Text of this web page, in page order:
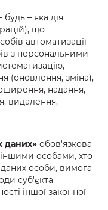
будь – яка дія
що
автоматизації
з персональними
(оновлення, зміна),
надання,
видалення,
даних» обов'язкова
особами, хто
особи, вимога
суб'єкта
іншої законної